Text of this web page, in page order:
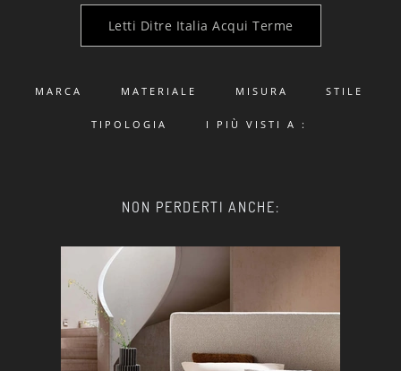
Letti Ditre Italia Acqui Terme
MARCA MATERIALE MISURA STILE
TIPOLOGIA I PIÙ VISTI A :
NON PERDERTI ANCHE: